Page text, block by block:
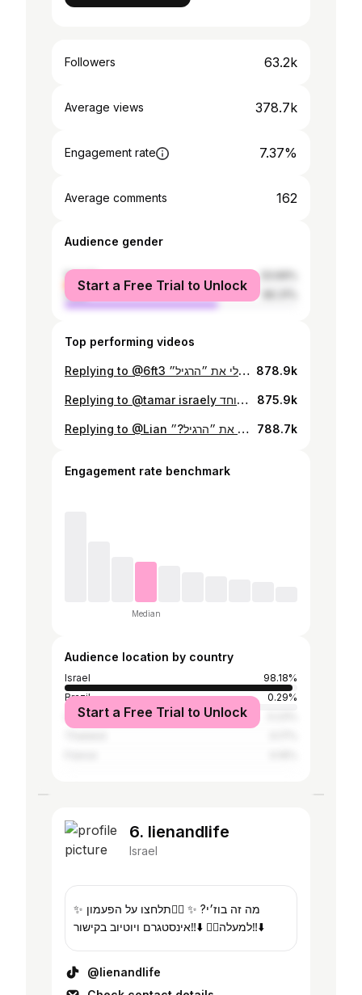
Followers 63.2k
Average views 378.7k
Engagement rate 7.37%
Average comments 162
Audience gender
female
male
Start a Free Trial to Unlock
Top performing videos
Replying to @6ft3 יום 6| מרגש מאוד מאוד מאוד| כמה זמן ייקח למוכר לשאול אותי אם לעשות לי את ״הרגיל״ #naimtwins #לעשותלךאתהרגיל? 878.9k
Replying to @tamar israely יום 7| הפתעה מרגשת במיוחד❤️ #naimtwins #לעשותלךאתהרגיל? 875.9k
Replying to @Lian יום מספר 5| כמה זמן ייקח למוכר לשאול אותי אם לעשות לי את ״הרגיל?״ 788.7k
Engagement rate benchmark
Median
Audience location by country
Israel
98.18%
Brazil
0.29%
United States
Start a Free Trial to Unlock
6. lienandlife
Israel
✨ מה זה בוז׳י? ✨ ☝🏻תלחצו על הפעמון
למעלה☝🏻 ⬇️‼️אינסטגרם ויוטיוב בקישור‼️⬇️
@lienandlife